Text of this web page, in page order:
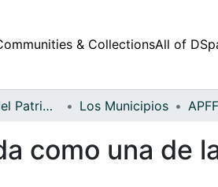
& CollectionsAll of
Fondo Archivo del Patrimonio Fotográfico y Fílmico del Valle del Cauca Los Municipios
como una de